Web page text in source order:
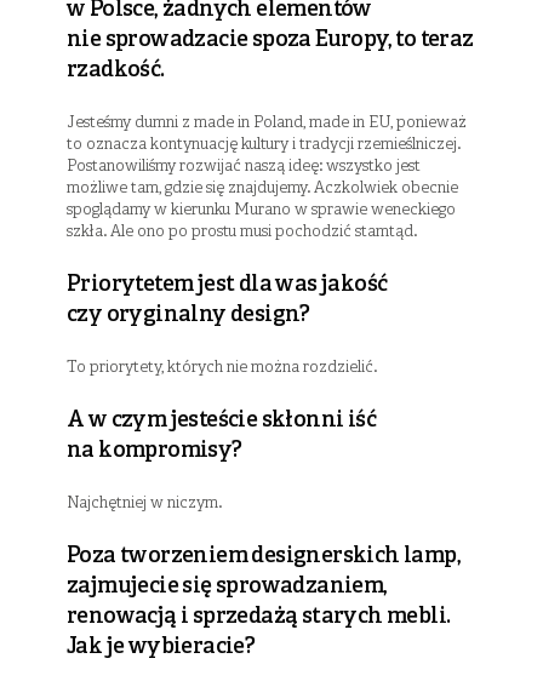
w Polsce, żadnych elementów
nie sprowadzacie spoza Europy, to teraz
rzadkość.
Jesteśmy dumni z made in Poland, made in EU, ponieważ
to oznacza kontynuację kultury i tradycji rzemieślniczej.
Postanowiliśmy rozwijać naszą ideę: wszystko jest
możliwe tam, gdzie się znajdujemy. Aczkolwiek obecnie
spoglądamy w kierunku Murano w sprawie weneckiego
szkła. Ale ono po prostu musi pochodzić stamtąd.
Priorytetem jest dla was jakość
czy oryginalny design?
To priorytety, których nie można rozdzielić.
A w czym jesteście skłonni iść
na kompromisy? ​
Najchętniej w niczym.
Poza tworzeniem designerskich lamp,
zajmujecie się sprowadzaniem,
renowacją i sprzedażą starych mebli.
Jak je wybieracie?